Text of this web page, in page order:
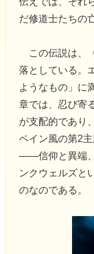
だ修道士たちの
この伝説は、
落としている。
ようなもの」に
章では、忍び寄
が支配的であり
ペイン風の第2
――信仰と異端
ンクウェルズと
のなのである。